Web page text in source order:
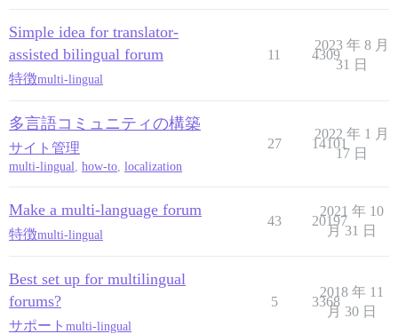
Simple idea for translator-
assisted bilingual forum
特徴multi-lingual
11 4309
2023 年 8 月
31 日
多言語コミュニティの構築
サイト管理
multi-lingual, how-to, localization
27 14101
2022 年 1 月
17 日
Make a multi-language forum
特徴multi-lingual
43 20197
2021 年 10
月 31 日
Best set up for multilingual
forums?
サポート multi-lingual
5 3368
2018 年 11
月 30 日